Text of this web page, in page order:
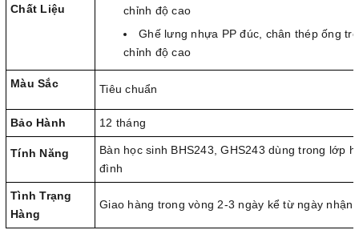
Chất Liệu
chỉnh độ cao
Ghế lưng nhựa PP đúc, chân thép ống
chỉnh độ cao
Màu Sắc Tiêu chuẩn
Bảo Hành 12 tháng
Tính Năng
Bàn học sinh BHS243, GHS243 dùng trong lớp
đình
Tình Trạng
Hàng
Giao hàng trong vòng 2-3 ngày kể từ ngày nhận